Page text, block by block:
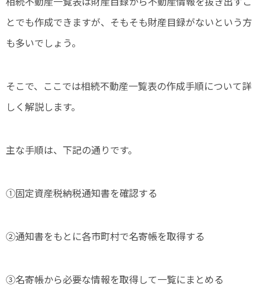
とでも作成できますが、そもそも財産目録がないという方
も多いでしょう。
そこで、ここでは相続不動産一覧表の作成手順について詳
しく解説します。
主な手順は、下記の通りです。
①固定資産税納税通知書を確認する
②通知書をもとに各市町村で名寄帳を取得する
③名寄帳から必要な情報を取得して一覧にまとめる